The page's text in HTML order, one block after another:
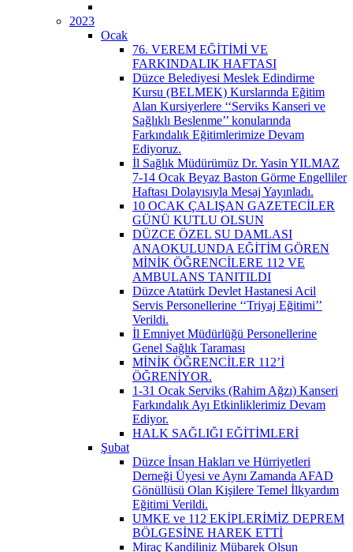
2023
Ocak
76. VEREM EĞİTİMİ VE
FARKINDALIK HAFTASI
Düzce Belediyesi Meslek Edindirme
Kursu (BELMEK) Kurslarında Eğitim
Alan Kursiyerlere ‘‘Serviks Kanseri ve
Sağlıklı Beslenme’’ konularında
Farkındalık Eğitimlerimize Devam
Ediyoruz.
İl Sağlık Müdürümüz Dr. Yasin YILMAZ
7-14 Ocak Beyaz Baston Görme Engelliler
Haftası Dolayısıyla Mesaj Yayınladı.
10 OCAK ÇALIŞAN GAZETECİLER
GÜNÜ KUTLU OLSUN
DÜZCE ÖZEL SU DAMLASI
ANAOKULUNDA EĞİTİM GÖREN
MİNİK ÖĞRENCİLERE 112 VE
AMBULANS TANITILDI
Düzce Atatürk Devlet Hastanesi Acil
Servis Personellerine ‘‘Triyaj Eğitimi’’
Verildi.
İl Emniyet Müdürlüğü Personellerine
Genel Sağlık Taraması
MİNİK ÖĞRENCİLER 112’İ
ÖĞRENİYOR.
1-31 Ocak Serviks (Rahim Ağzı) Kanseri
Farkındalık Ayı Etkinliklerimiz Devam
Ediyor.
HALK SAĞLIĞI EĞİTİMLERİ
Şubat
Düzce İnsan Hakları ve Hürriyetleri
Derneği Üyesi ve Aynı Zamanda AFAD
Gönüllüsü Olan Kişilere Temel İlkyardım
Eğitimi Verildi.
UMKE ve 112 EKİPLERİMİZ DEPREM
BÖLGESİNE HAREK ETTİ
Miraç Kandiliniz Mübarek Olsun